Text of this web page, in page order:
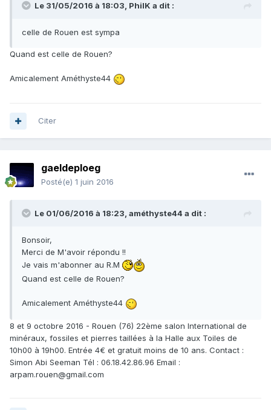
Le 31/05/2016 à 18:03, PhilK a dit :
celle de Rouen est sympa
Quand est celle de Rouen?
Amicalement Améthyste44
Citer
gaeldeploeg
Posté(e) 1 juin 2016
Le 01/06/2016 à 18:23, améthyste44 a dit :
Bonsoir,
Merci de M'avoir répondu !!
Je vais m'abonner au R.M
Quand est celle de Rouen?
Amicalement Améthyste44
8 et 9 octobre 2016 - Rouen (76) 22ème salon International de
minéraux, fossiles et pierres taillées à la Halle aux Toiles de
10h00 à 19h00. Entrée 4€ et gratuit moins de 10 ans. Contact :
Simon Abi Seeman Tél : 06.18.42.86.96 Email :
arpam.rouen@gmail.com